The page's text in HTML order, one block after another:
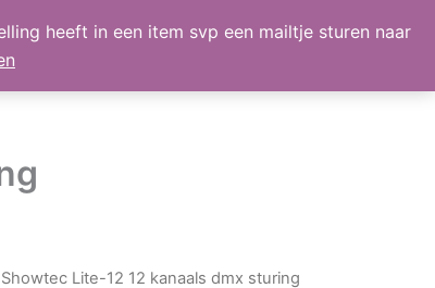
heeft in een item svp een mailtje sturen naar
Mijn Account Nieuws retour
Lite-12 12 kanaals dmx sturing